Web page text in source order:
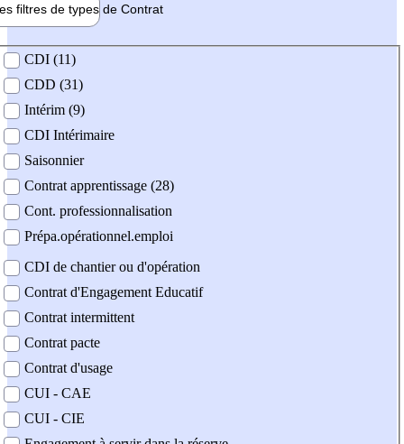
filtres de types de Contrat
contrat
CDI (11)
CDD (31)
Intérim (9)
CDI Intérimaire
Saisonnier
Contrat apprentissage (28)
Cont. professionnalisation
Prépa.opérationnel.emploi
CDI de chantier ou d'opération
Contrat d'Engagement Educatif
Contrat intermittent
Contrat pacte
Contrat d'usage
CUI - CAE
CUI - CIE